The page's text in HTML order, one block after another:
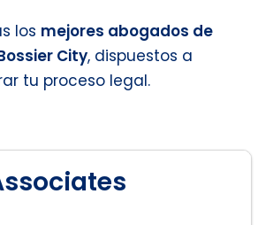
los mejores abogados de
City, dispuestos a
tu proceso legal.